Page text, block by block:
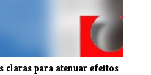
claras para atenuar efeitos